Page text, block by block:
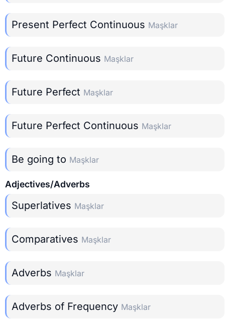
Present Perfect Continuous Maşklar
Future Continuous Maşklar
Future Perfect Maşklar
Future Perfect Continuous Maşklar
Be going to Maşklar
Adjectives/Adverbs
Superlatives Maşklar
Comparatives Maşklar
Adverbs Maşklar
Adverbs of Frequency Maşklar